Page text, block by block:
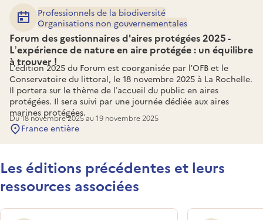
Forum des gestionnaires d'aires protégées 2025 -
L’expérience de nature en aire protégée : un équilibre
à trouver !
Professionnels de la biodiversité
Organisations non gouvernementales
L’édition 2025 du Forum est coorganisée par l’OFB et le
Conservatoire du littoral, le 18 novembre 2025 à La Rochelle.
Il portera sur le thème de l’accueil du public en aires
protégées. Il sera suivi par une journée dédiée aux aires
marines protégées.
Du 18 novembre 2025 au 19 novembre 2025
France entière
Les éditions précédentes et leurs
ressources associées